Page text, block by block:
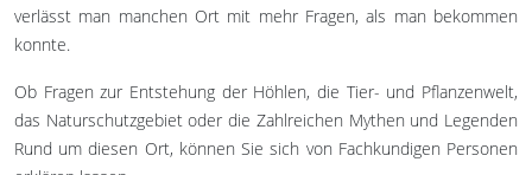
verlässt man manchen Ort mit mehr Fragen, als man bekommen
konnte.
Ob Fragen zur Entstehung der Höhlen, die Tier- und Pflanzenwelt,
das Naturschutzgebiet oder die Zahlreichen Mythen und Legenden
Rund um diesen Ort, können Sie sich von Fachkundigen Personen